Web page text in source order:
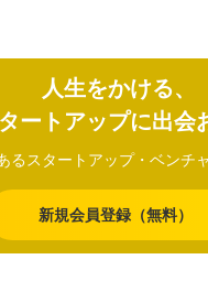
人生をかける、
ートアップに出会
るスタートアップ・ベンチ
新規会員登録（無料）